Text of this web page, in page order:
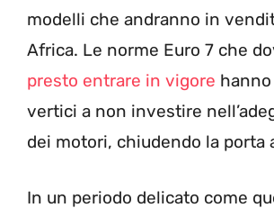
modelli che andranno in
Africa. Le norme Euro 7 che
presto entrare in vigore
vertici a non investire
dei motori, chiudendo la porta
In un periodo delicato come